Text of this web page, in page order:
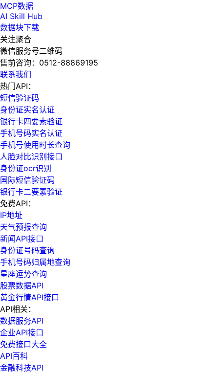
MCP数据
AI Skill Hub
数据块下载
关注聚合
微信服务号二维码
售前咨询： 0512-88869195
联系我们
热门API：
短信验证码
身份证实名认证
银行卡四要素验证
手机号码实名认证
手机号使用时长查询
人脸对比识别接口
身份证ocr识别
国际短信验证码
银行卡二要素验证
免费API：
IP地址
天气预报查询
新闻API接口
身份证号码查询
手机号码归属地查询
星座运势查询
股票数据API
黄金行情API接口
API相关：
数据服务API
企业API接口
免费接口大全
API百科
金融科技API